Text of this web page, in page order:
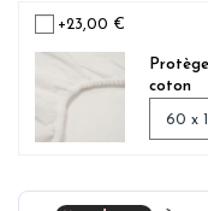
+23,00 €
coton